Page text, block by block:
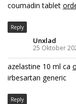
coumadin tablet
Reply
Unxlad
25 Oktober
azelastine 10 ml ca
irbesartan generic
Reply